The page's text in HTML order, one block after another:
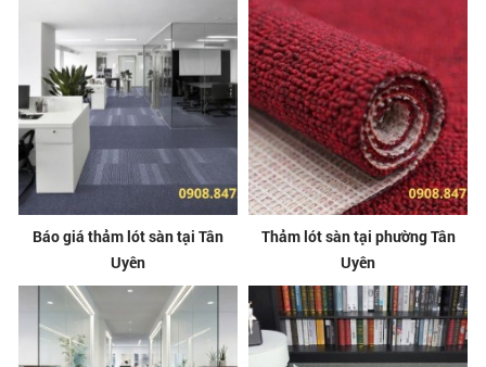
Báo giá thảm lót sàn tại Tân
Uyên
Thảm lót sàn tại phường Tân
Uyên